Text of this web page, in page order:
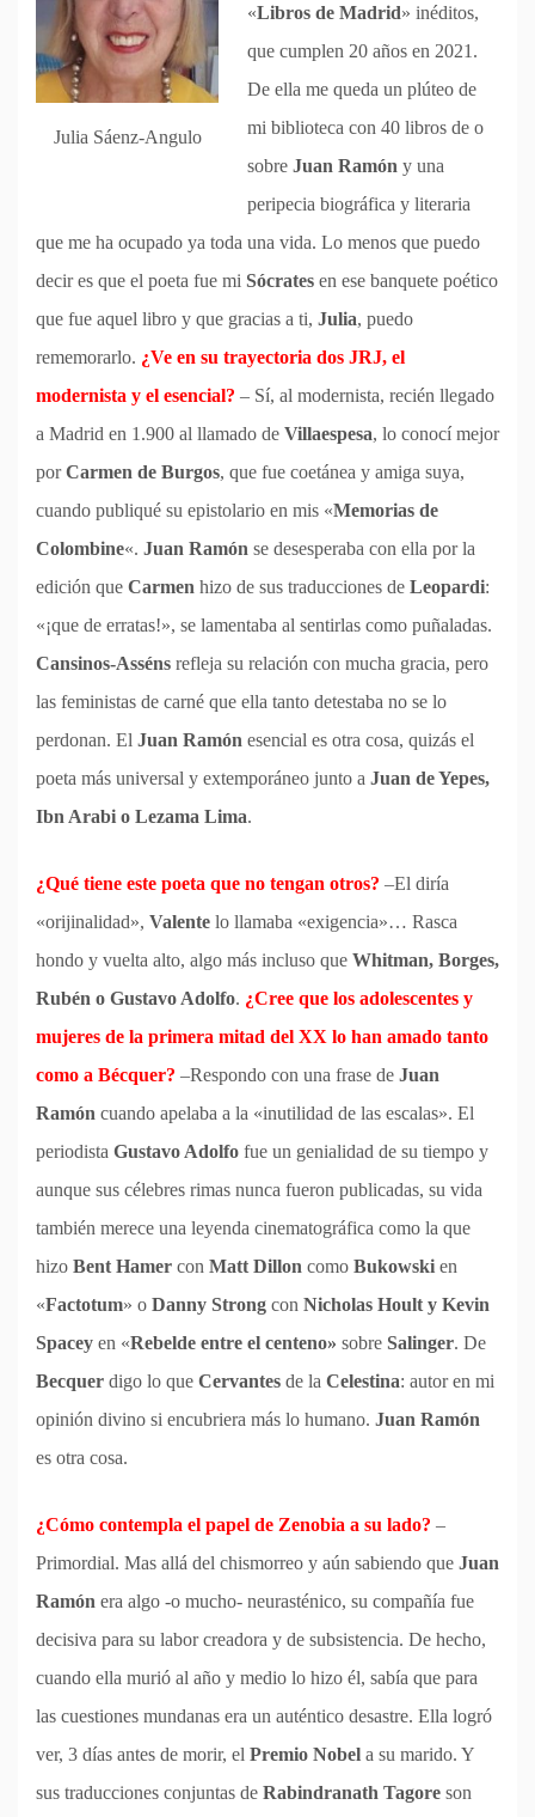
Julia Sáenz-Angulo
«Libros de Madrid» inéditos,
que cumplen 20 años en 2021.
De ella me queda un plúteo de
mi biblioteca con 40 libros de o
sobre Juan Ramón y una
peripecia biográfica y literaria
que me ha ocupado ya toda una vida. Lo menos que puedo
decir es que el poeta fue mi Sócrates en ese banquete poético
que fue aquel libro y que gracias a ti, Julia, puedo
rememorarlo. ¿Ve en su trayectoria dos JRJ, el
modernista y el esencial? – Sí, al modernista, recién llegado
a Madrid en 1.900 al llamado de Villaespesa, lo conocí mejor
porCarmen de Burgos, que fue coetánea y amiga suya,
cuando publiqué su epistolario en mis «Memorias de
Colombine«. Juan Ramón se desesperaba con ella por la
edición que Carmen hizo de sus traducciones de Leopardi:
«¡que de erratas!», se lamentaba al sentirlas como puñaladas.
Cansinos-Asséns refleja su relación con mucha gracia, pero
las feministas de carné que ella tanto detestaba no se lo
perdonan. El Juan Ramón esencial es otra cosa, quizás el
poeta más universal y extemporáneo junto a Juan de Yepes,
Ibn Arabi o Lezama Lima.
¿Qué tiene este poeta que no tengan otros? –El diría
«orijinalidad», Valente lo llamaba «exigencia»… Rasca
hondo y vuelta alto, algo más incluso que Whitman, Borges,
Rubén o Gustavo Adolfo. ¿Cree que los adolescentes y
mujeres de la primera mitad del XX lo han amado tanto
como a Bécquer? –Respondo con una frase de Juan
Ramón cuando apelaba a la «inutilidad de las escalas». El
periodista Gustavo Adolfo fue un genialidad de su tiempo y
aunque sus célebres rimas nunca fueron publicadas, su vida
también merece una leyenda cinematográfica como la que
hizo Bent Hamer con Matt Dillon como Bukowski en
«Factotum» o Danny Strong con Nicholas Hoult y Kevin
Spacey en «Rebelde entre el centeno» sobre Salinger. De
Becquer digo lo que Cervantes de la Celestina: autor en mi
opinión divino si encubriera más lo humano. Juan Ramón
es otra cosa.
¿Cómo contempla el papel de Zenobia a su lado? –
Primordial. Mas allá del chismorreo y aún sabiendo que Juan
Ramón era algo -o mucho- neurasténico, su compañía fue
decisiva para su labor creadora y de subsistencia. De hecho,
cuando ella murió al año y medio lo hizo él, sabía que para
las cuestiones mundanas era un auténtico desastre. Ella logró
ver, 3 días antes de morir, el Premio Nobel a su marido. Y
sus traducciones conjuntas de Rabindranath Tagore son